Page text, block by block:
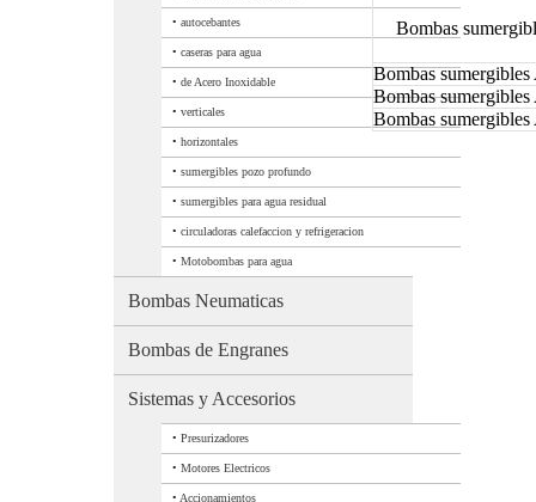
• autocebantes
• caseras para agua
• de Acero Inoxidable
• verticales
• horizontales
• sumergibles pozo profundo
• sumergibles para agua residual
• circuladoras calefaccion y refrigeracion
• Motobombas para agua
Bombas Neumaticas
Bombas de Engranes
Sistemas y Accesorios
• Presurizadores
• Motores Electricos
• Accionamientos
Bombas
Bombas
Bombas
Bombas